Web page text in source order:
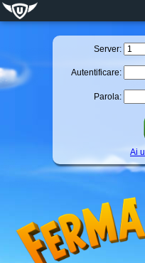
Server:
Autentificare:
Parola:
Ai